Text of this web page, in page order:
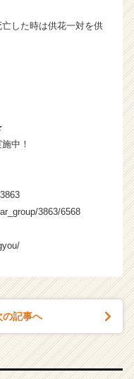
した時は供花一対を供
中！
3863/6568
の記事へ